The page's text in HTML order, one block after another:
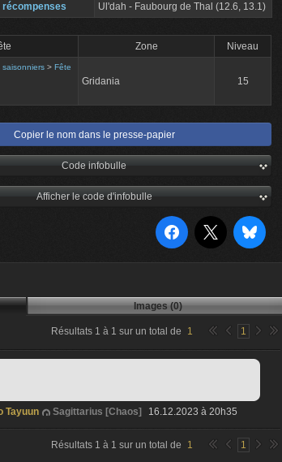
récompenses
Ul'dah - Faubourg de Thal (12.6, 13.1)
Zone Niveau
saisonniers > Fête
Gridania 15
Copier le nom dans le presse-papier
Code infobulle
Afficher le code d'infobulle
Images (0)
Résultats 1 à 1 sur un total de 1 1
Tayuun Sagittarius [Chaos] 16.12.2023 à 20h35
Résultats 1 à 1 sur un total de 1 1